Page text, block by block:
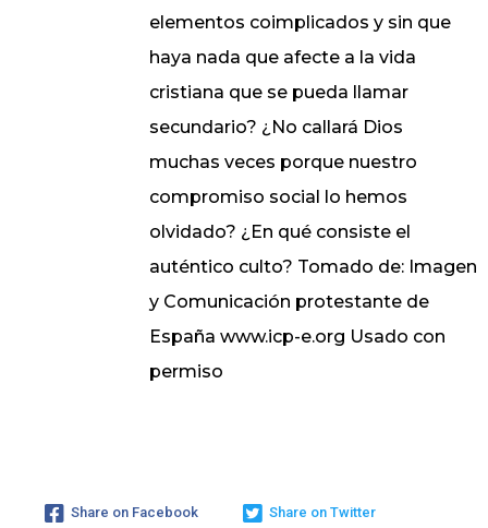
elementos coimplicados y sin que
haya nada que afecte a la vida
cristiana que se pueda llamar
secundario? ¿No callará Dios
muchas veces porque nuestro
compromiso social lo hemos
olvidado? ¿En qué consiste el
auténtico culto? Tomado de: Imagen
y Comunicación protestante de
España www.icp-e.org Usado con
permiso
Share on Facebook Share on Twitter